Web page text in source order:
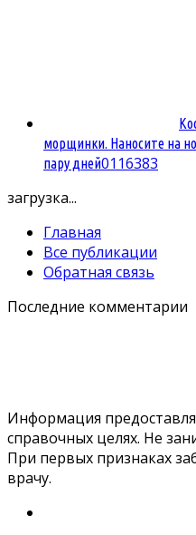
морщинки. Наносите на
пару дней0116383
загрузка...
Главная
Все публикации
Обратная связь
Последние комментарии
Информация
справочных целях. Не
При первых признаках
врачу.